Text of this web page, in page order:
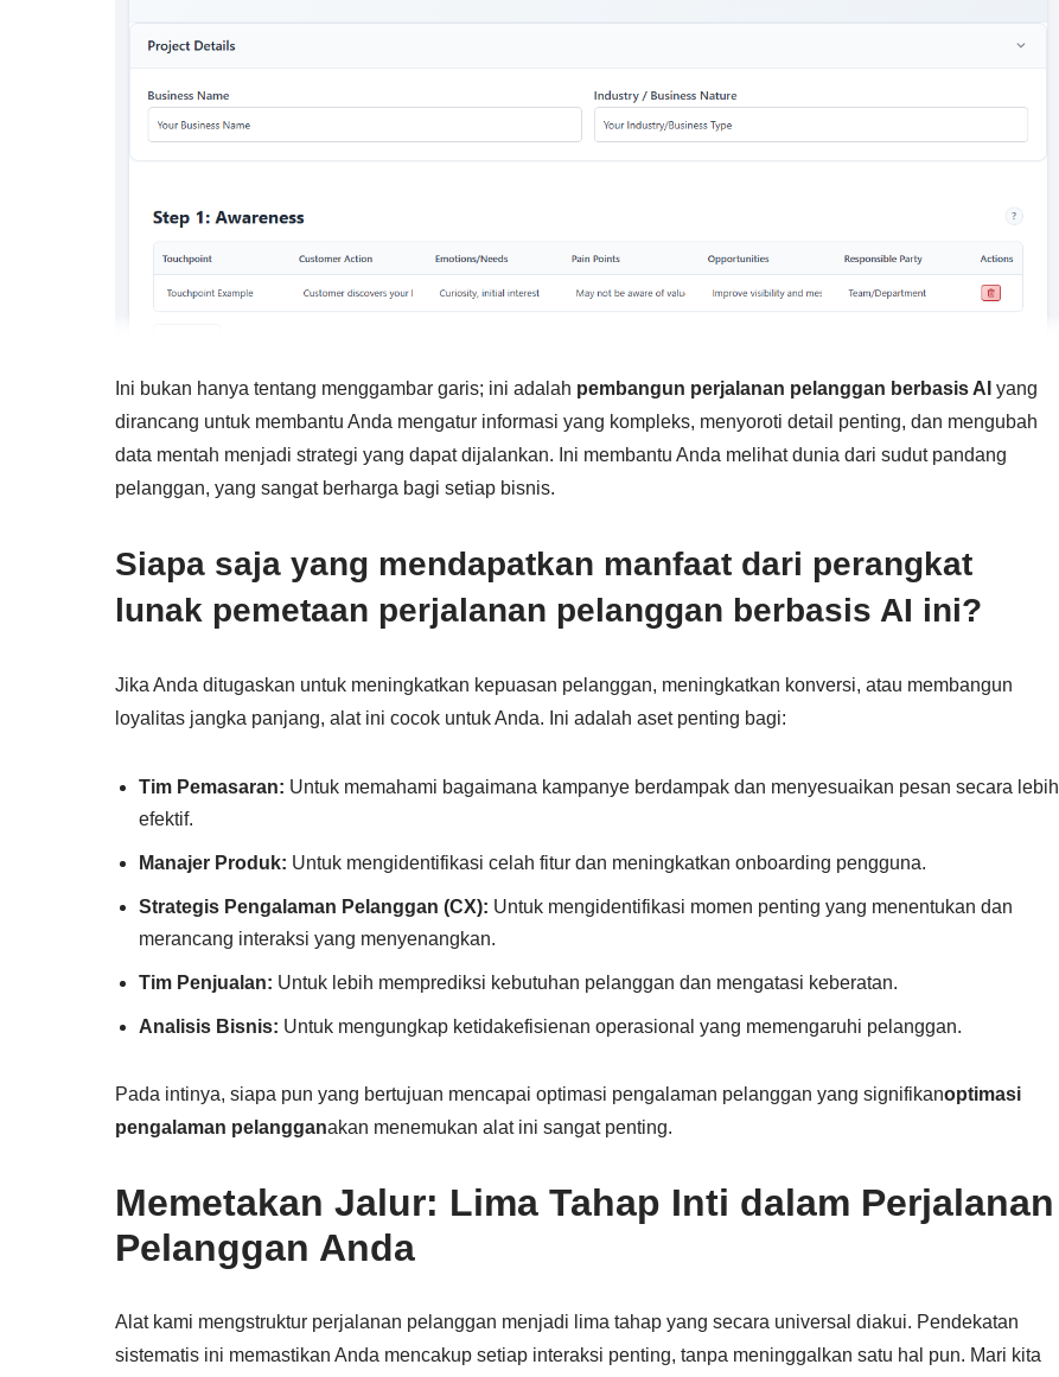
Ini bukan hanya tentang menggambar garis; ini adalah pembangun perjalanan pelanggan berbasis AI yang
dirancang untuk membantu Anda mengatur informasi yang kompleks, menyoroti detail penting, dan mengubah
data mentah menjadi strategi yang dapat dijalankan. Ini membantu Anda melihat dunia dari sudut pandang
pelanggan, yang sangat berharga bagi setiap bisnis.
Siapa saja yang mendapatkan manfaat dari perangkat
lunak pemetaan perjalanan pelanggan berbasis AI ini?
Jika Anda ditugaskan untuk meningkatkan kepuasan pelanggan, meningkatkan konversi, atau membangun
loyalitas jangka panjang, alat ini cocok untuk Anda. Ini adalah aset penting bagi:
Tim Pemasaran: Untuk memahami bagaimana kampanye berdampak dan menyesuaikan pesan secara lebih
efektif.
Manajer Produk: Untuk mengidentifikasi celah fitur dan meningkatkan onboarding pengguna.
Strategis Pengalaman Pelanggan (CX): Untuk mengidentifikasi momen penting yang menentukan dan
merancang interaksi yang menyenangkan.
Tim Penjualan: Untuk lebih memprediksi kebutuhan pelanggan dan mengatasi keberatan.
Analisis Bisnis: Untuk mengungkap ketidakefisienan operasional yang memengaruhi pelanggan.
Pada intinya, siapa pun yang bertujuan mencapai optimasi pengalaman pelanggan yang signifikanoptimasi
pengalaman pelangganakan menemukan alat ini sangat penting.
Memetakan Jalur: Lima Tahap Inti dalam Perjalanan
Pelanggan Anda
Alat kami mengstruktur perjalanan pelanggan menjadi lima tahap yang secara universal diakui. Pendekatan
sistematis ini memastikan Anda mencakup setiap interaksi penting, tanpa meninggalkan satu hal pun. Mari kita